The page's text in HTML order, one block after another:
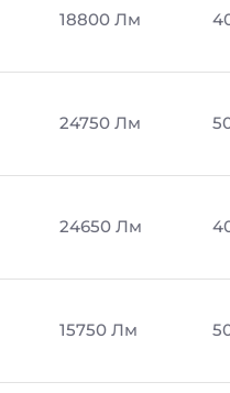
18800 Лм
24750 Лм
24650 Лм
15750 Лм